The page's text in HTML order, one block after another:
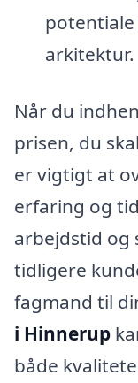
potentiale
arkitektur.
Når du
prisen, du
er vigtigt at
erfaring og
arbejdstid og
tidligere
fagmand til
i Hinnerup
både